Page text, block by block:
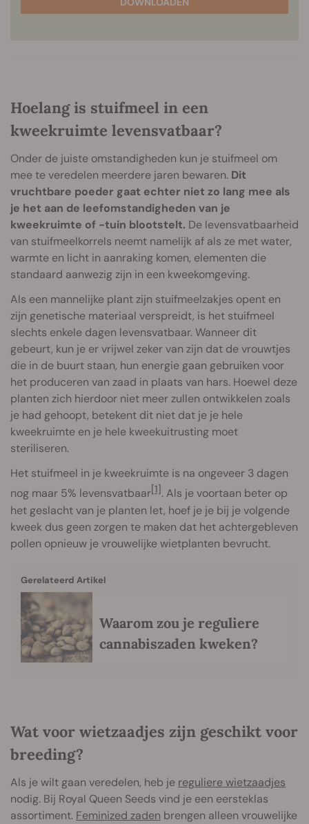
Hoelang is stuifmeel in een
kweekruimte levensvatbaar?
Onder de juiste omstandigheden kun je stuifmeel om
mee te veredelen meerdere jaren bewaren. Dit
vruchtbare poeder gaat echter niet zo lang mee als
je het aan de leefomstandigheden van je
kweekruimte of -tuin blootstelt. De levensvatbaarheid
van stuifmeelkorrels neemt namelijk af als ze met water,
warmte en licht in aanraking komen, elementen die
standaard aanwezig zijn in een kweekomgeving.
Als een mannelijke plant zijn stuifmeelzakjes opent en
zijn genetische materiaal verspreidt, is het stuifmeel
slechts enkele dagen levensvatbaar. Wanneer dit
gebeurt, kun je er vrijwel zeker van zijn dat de vrouwtjes
die in de buurt staan, hun energie gaan gebruiken voor
het produceren van zaad in plaats van hars. Hoewel deze
planten zich hierdoor niet meer zullen ontwikkelen zoals
je had gehoopt, betekent dit niet dat je je hele
kweekruimte en je hele kweekuitrusting moet
steriliseren.
Het stuifmeel in je kweekruimte is na ongeveer 3 dagen
nog maar 5% levensvatbaar[1]. Als je voortaan beter op
het geslacht van je planten let, hoef je je bij je volgende
kweek dus geen zorgen te maken dat het achtergebleven
pollen opnieuw je vrouwelijke wietplanten bevrucht.
Gerelateerd Artikel
Waarom zou je reguliere
cannabiszaden kweken?
Wat voor wietzaadjes zijn geschikt voor
breeding?
Als je wilt gaan veredelen, heb je reguliere wietzaadjes
nodig. Bij Royal Queen Seeds vind je een eersteklas
assortiment. Feminized zaden brengen alleen vrouwelijke